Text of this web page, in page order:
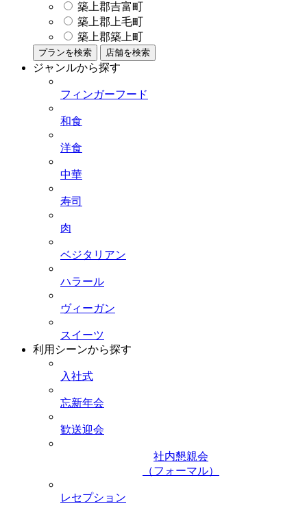
築上郡吉富町
築上郡上毛町
築上郡築上町
プランを検索 店舗を検索
ジャンルから探す
フィンガーフード
和食
洋食
中華
寿司
肉
ベジタリアン
ハラール
ヴィーガン
スイーツ
利用シーンから探す
入社式
忘新年会
歓送迎会
社内懇親会
（フォーマル）
レセプション